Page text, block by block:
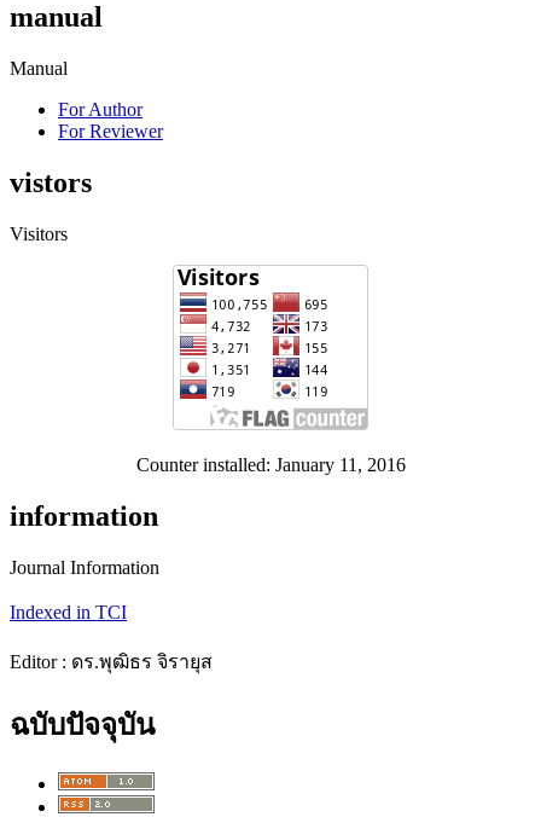
manual
Manual
For Author
For Reviewer
vistors
Visitors
Counter installed: January 11, 2016
information
Journal Information
Indexed in TCI
Editor : ดร.พุฒิธร จิรายุส
ฉบับปัจจุบัน